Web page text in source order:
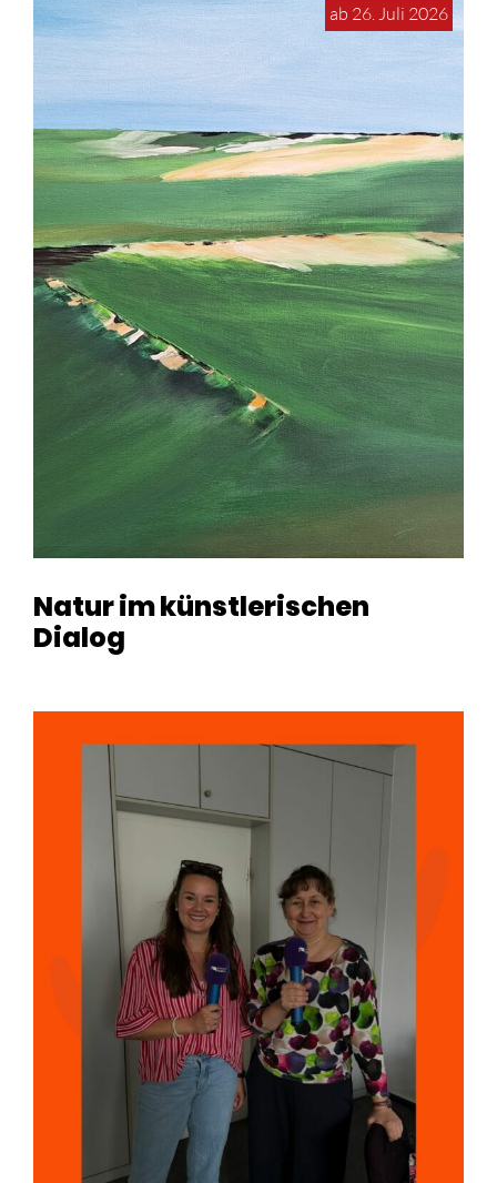
ab 26. Juli 2026
Natur im künstlerischen
Dialog